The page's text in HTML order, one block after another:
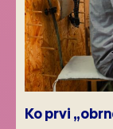
Ko prvi